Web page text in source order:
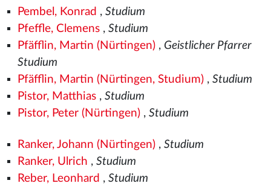
Pembel, Konrad , Studium
Pfeffle, Clemens, Studium
Pfäfflin, Martin (Nürtingen), Geistlicher Pfarrer
Studium
Pfäfflin, Martin (Nürtingen, Studium), Studium
Pistor, Matthias, Studium
Pistor, Peter (Nürtingen), Studium
Ranker, Johann (Nürtingen), Studium
Ranker, Ulrich , Studium
Reber, Leonhard , Studium